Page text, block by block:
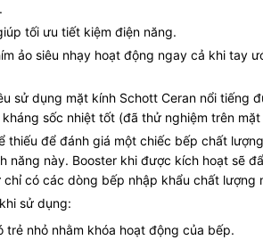
tối ưu tiết kiệm điện năng.
ảo siêu nhạy hoạt động ngay cả khi tay
sử dụng mặt kính Schott Ceran nổi
sốc nhiệt tốt (đã thử nghiệm trên
để đánh giá một chiếc bếp chất
năng này. Booster khi được kích hoạt sẽ
có các dòng bếp nhập khẩu chất lượng
sử dụng:
nhỏ nhằm khóa hoạt động của bếp.